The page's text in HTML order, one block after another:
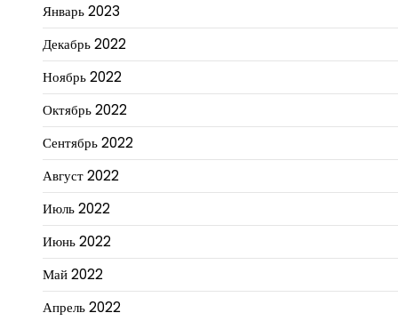
Январь 2023
Декабрь 2022
Ноябрь 2022
Октябрь 2022
Сентябрь 2022
Август 2022
Июль 2022
Июнь 2022
Май 2022
Апрель 2022